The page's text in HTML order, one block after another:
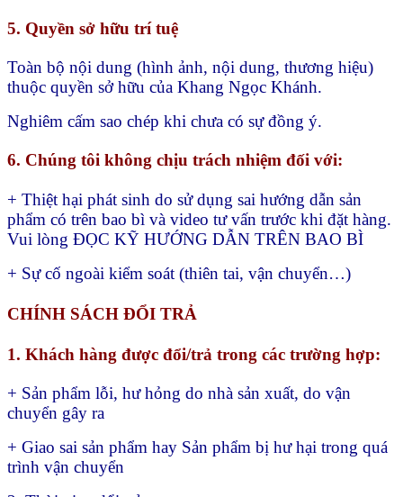
5. Quyền sở hữu trí tuệ
Toàn bộ nội dung (hình ảnh, nội dung, thương hiệu)
thuộc quyền sở hữu của Khang Ngọc Khánh.
Nghiêm cấm sao chép khi chưa có sự đồng ý.
6. Chúng tôi không chịu trách nhiệm đối với:
+ Thiệt hại phát sinh do sử dụng sai hướng dẫn sản
phẩm có trên bao bì và video tư vấn trước khi đặt hàng.
Vui lòng ĐỌC KỸ HƯỚNG DẪN TRÊN BAO BÌ
+ Sự cố ngoài kiểm soát (thiên tai, vận chuyển…)
CHÍNH SÁCH ĐỔI TRẢ
1. Khách hàng được đổi/trả trong các trường hợp:
+ Sản phẩm lỗi, hư hỏng do nhà sản xuất, do vận
chuyển gây ra
+ Giao sai sản phẩm hay Sản phẩm bị hư hại trong quá
trình vận chuyển